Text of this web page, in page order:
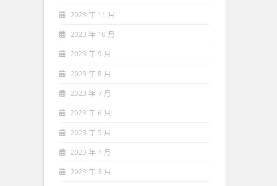
2023 年 11 月
2023 年 10 月
2023 年 9 月
2023 年 8 月
2023 年 7 月
2023 年 6 月
2023 年 5 月
2023 年 4 月
2023 年 3 月